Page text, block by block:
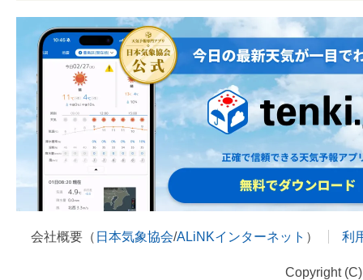
会社概要（ 日本気象協会/ALiNKインターネット ） 利
Copyright